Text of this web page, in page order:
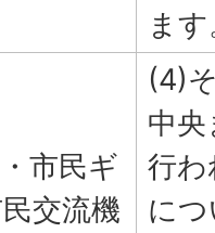
ま
市民ギ
交流機
(4)
中
行
に